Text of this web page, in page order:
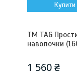
Купити
ТМ TAG
наволочки
1 560 ₴